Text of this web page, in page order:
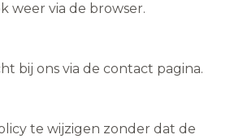
weer via de browser.
bij ons via de contact pagina.
te wijzigen zonder dat de